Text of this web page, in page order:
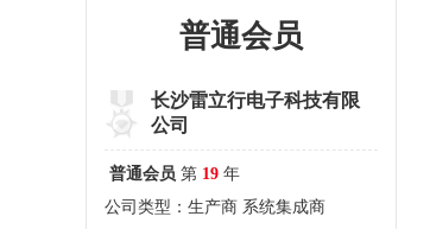
普通会员
长沙雷立行电子科技有限
公司
普通会员 第 19 年
公司类型：生产商 系统集成商